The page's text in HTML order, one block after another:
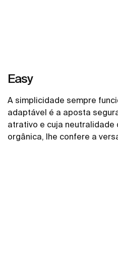
Easy
A simplicidade sempre
adaptável é a aposta
atrativo e cuja neutralidade
orgânica, lhe confere a